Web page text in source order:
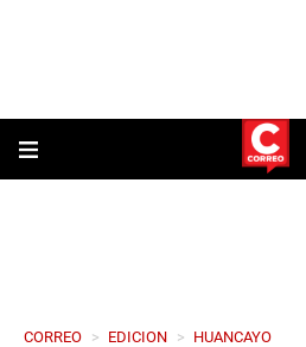
CORREO > EDICION > HUANCAYO